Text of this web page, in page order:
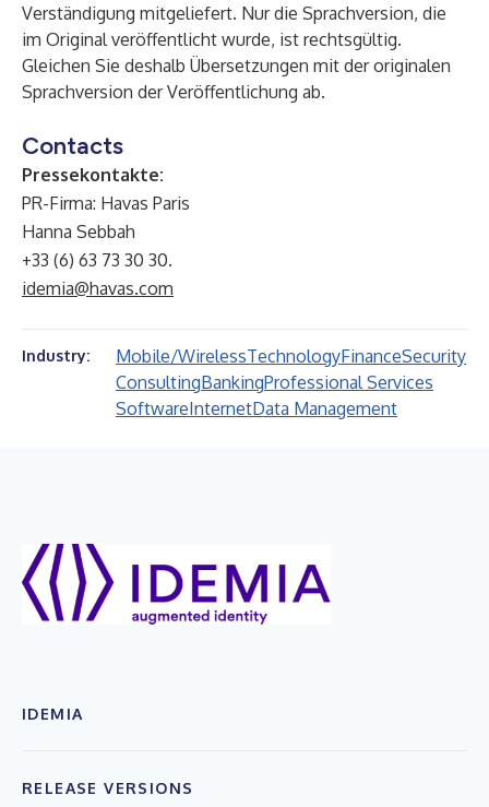
Verständigung mitgeliefert. Nur die Sprachversion, die
im Original veröffentlicht wurde, ist rechtsgültig.
Gleichen Sie deshalb Übersetzungen mit der originalen
Sprachversion der Veröffentlichung ab.
Contacts
Pressekontakte:
PR-Firma: Havas Paris
Hanna Sebbah
+33 (6) 63 73 30 30.
idemia@havas.com
Industry: Mobile/WirelessTechnologyFinanceSecurity
ConsultingBankingProfessional Services
SoftwareInternetData Management
IDEMIA
RELEASE VERSIONS